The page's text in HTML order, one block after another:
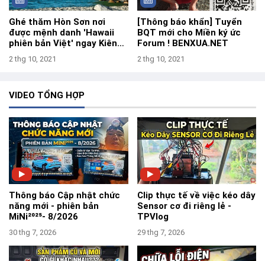
Ghé thăm Hòn Sơn nơi
được mệnh danh 'Hawaii
phiên bản Việt' ngay Kiên
Giang
2 thg 10, 2021
[Thông báo khẩn] Tuyển
BQT mới cho Miền ký ức
Forum ! BENXUA.NET
2 thg 10, 2021
VIDEO TỔNG HỢP
Thông báo Cập nhật chức
năng mới - phiên bản
MiNi²⁰²⁵- 8/2026
30 thg 7, 2026
Clip thực tế về việc kéo dây
Sensor cơ đi riêng lẻ -
TPVlog
29 thg 7, 2026